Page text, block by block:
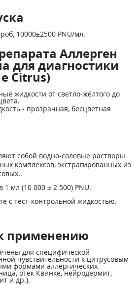
10000±2500 PNU/мл.
Аллерген
для диагностики
Citrus)
жидкости от светло-жёлтого до
- прозрачная, бесцветная
собой водно-солевые растворы
комплексов, экстрагированных из
мл (10 000 ± 2 500) PNU.
с тест-контрольной жидкостью.
применению
для специфической
чувствительности к цитрусовым
формами аллергических
отек Квинке, нейродермит,
и др.).